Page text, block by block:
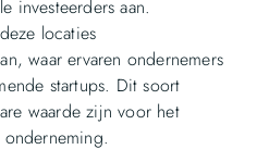
investeerders aan.
locaties
waar ervaren ondernemers
startups. Dit soort
waarde zijn voor het